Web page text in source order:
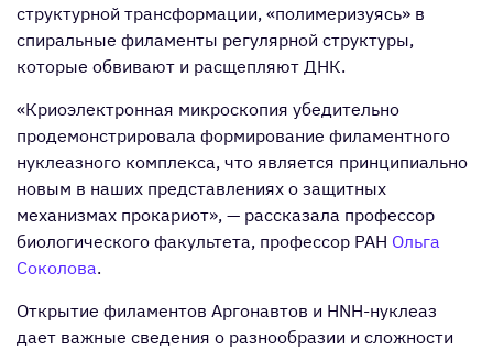
структурной трансформации, «полимеризуясь» в
спиральные филаменты регулярной структуры,
которые обвивают и расщепляют ДНК.
«Криоэлектронная микроскопия убедительно
продемонстрировала формирование филаментного
нуклеазного комплекса, что является принципиально
новым в наших представлениях о защитных
механизмах прокариот», — рассказала профессор
биологического факультета, профессор РАН Ольга
Соколова.
Открытие филаментов Аргонавтов и HNH-нуклеаз
дает важные сведения о разнообразии и сложности